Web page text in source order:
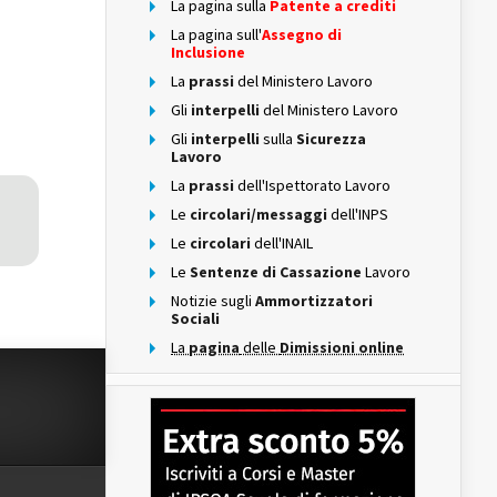
La pagina sulla Patente a crediti
La pagina sull'Assegno di
Inclusione
La prassi del Ministero Lavoro
Gli interpelli del Ministero Lavoro
Gli interpelli sulla Sicurezza
Lavoro
La prassi dell'Ispettorato Lavoro
Le circolari/messaggi dell'INPS
Le circolari dell'INAIL
Le Sentenze di Cassazione Lavoro
Notizie sugli Ammortizzatori
Sociali
La pagina delle Dimissioni online